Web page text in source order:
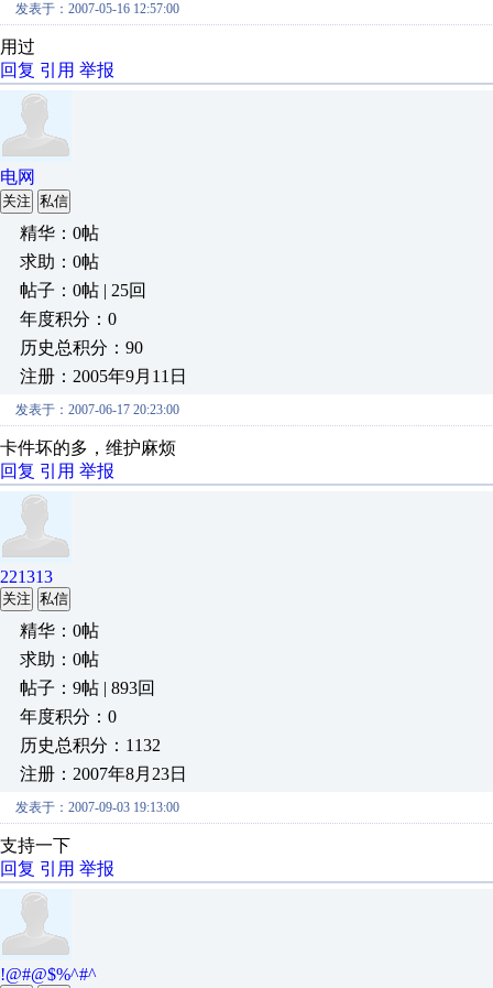
发表于：2007-05-16 12:57:00
用过
回复 引用 举报
电网
关注 私信
精华：0帖
求助：0帖
帖子：0帖 | 25回
年度积分：0
历史总积分：90
注册：2005年9月11日
发表于：2007-06-17 20:23:00
卡件坏的多，维护麻烦
回复 引用 举报
221313
关注 私信
精华：0帖
求助：0帖
帖子：9帖 | 893回
年度积分：0
历史总积分：1132
注册：2007年8月23日
发表于：2007-09-03 19:13:00
支持一下
回复 引用 举报
!@#@$%^#^